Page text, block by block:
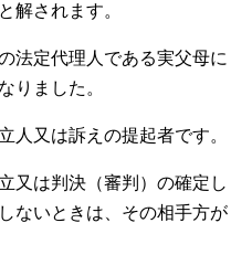
解されます。
法定代理人である実父母に
りました。
人又は訴えの提起者です。
又は判決（審判）の確定し
ないときは、その相手方が